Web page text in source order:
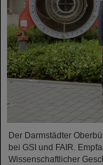
Der Darmstädter
bei GSI und FAIR.
Wissenschaftlicher